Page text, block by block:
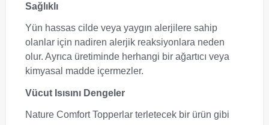
Sağlıklı
Yün hassas cilde veya yaygın alerjilere sahip
olanlar için nadiren alerjik reaksiyonlara neden
olur. Ayrıca üretiminde herhangi bir ağartıcı veya
kimyasal madde içermezler.
Vücut Isısını Dengeler
Nature Comfort Topperlar terletecek bir ürün gibi